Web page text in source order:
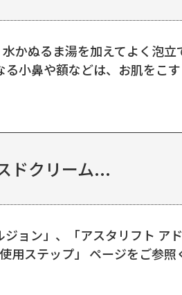
かぬるま湯を加えてよく泡立
小鼻や額などは、お肌をこ
ドクリーム...
ョン」、「アスタリフト ア
ステップ」 ページをご参照